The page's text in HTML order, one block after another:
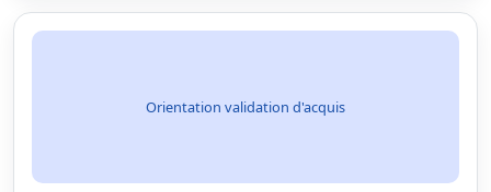
Orientation validation d'acquis